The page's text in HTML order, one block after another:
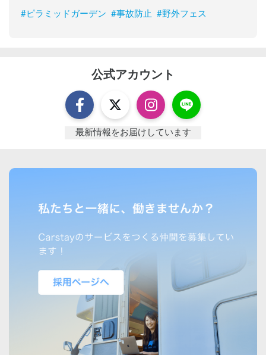
#ピラミッドガーデン #事故防止 #野外フェス
公式アカウント
最新情報をお届けしています